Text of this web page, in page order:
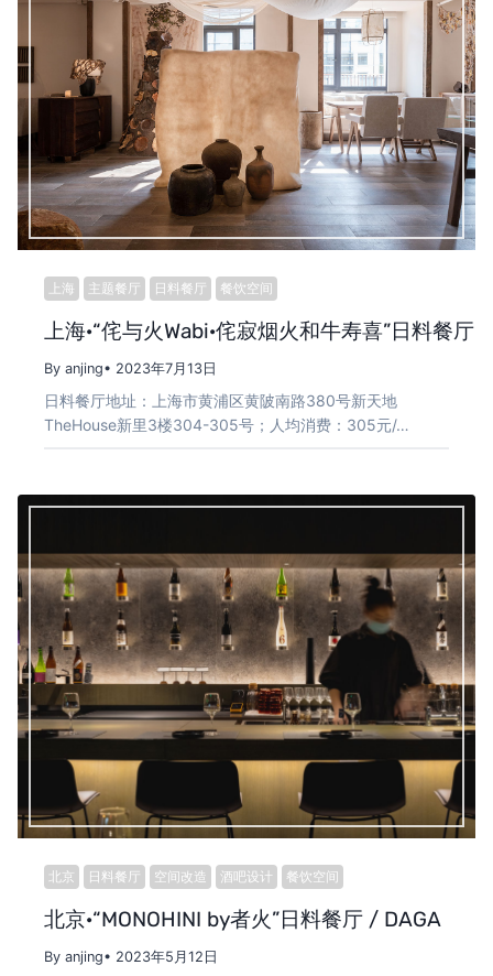
上海 主题餐厅 日料餐厅 餐饮空间
上海·“侘与火Wabi·侘寂烟火和牛寿喜”日料餐厅
By anjing• 2023年7月13日
日料餐厅地址：上海市黄浦区黄陂南路380号新天地
TheHouse新里3楼304-305号；人均消费：305元/…
北京 日料餐厅 空间改造 酒吧设计 餐饮空间
北京·“MONOHINI by者火”日料餐厅 / DAGA
By anjing• 2023年5月12日